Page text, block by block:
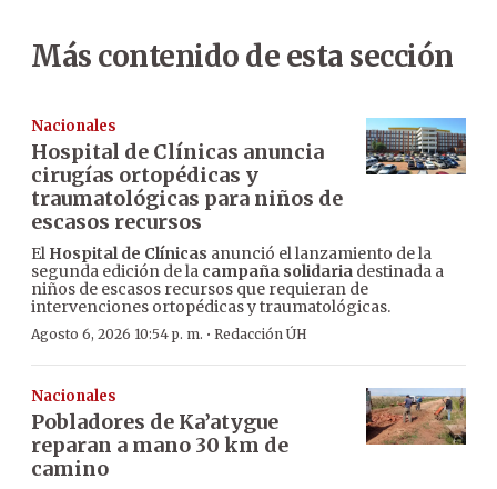
Más contenido de esta sección
Nacionales
Hospital de Clínicas anuncia
cirugías ortopédicas y
traumatológicas para niños de
escasos recursos
El Hospital de Clínicas anunció el lanzamiento de la
segunda edición de la campaña solidaria destinada a
niños de escasos recursos que requieran de
intervenciones ortopédicas y traumatológicas.
Agosto 6, 2026 10:54 p. m. · Redacción ÚH
Nacionales
Pobladores de Ka’atygue
reparan a mano 30 km de
camino